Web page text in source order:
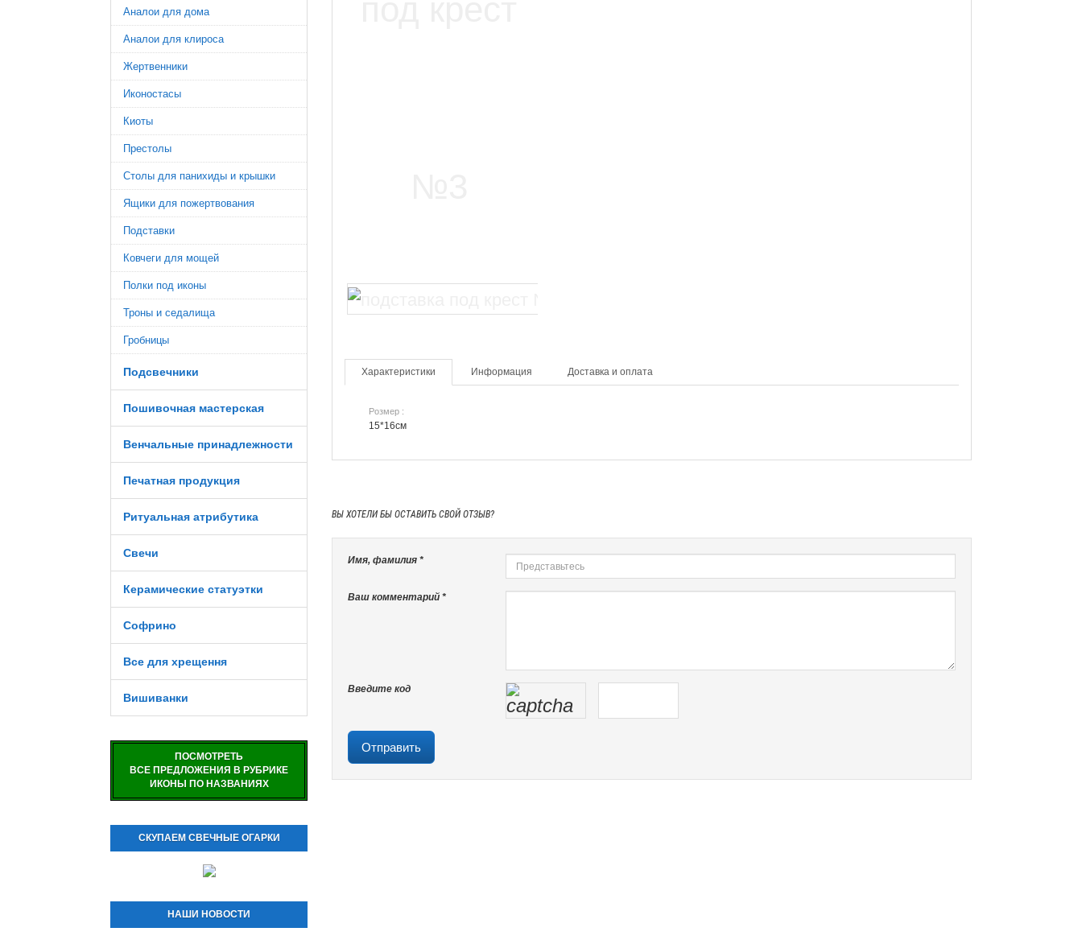
Аналои для дома
Аналои для клироса
Жертвенники
Иконостасы
Киоты
Престолы
Столы для панихиды и крышки
Ящики для пожертвования
Подставки
Ковчеги для мощей
Полки под иконы
Троны и седалища
Гробницы
Подсвечники
Пошивочная мастерская
Венчальные принадлежности
Печатная продукция
Ритуальная атрибутика
Свечи
Керамические статуэтки
Софрино
Все для хрещення
Вишиванки
ПОСМОТРЕТЬ
ВСЕ ПРЕДЛОЖЕНИЯ В РУБРИКЕ
ИКОНЫ ПО НАЗВАНИЯХ
СКУПАЕМ СВЕЧНЫЕ ОГАРКИ
НАШИ НОВОСТИ
Характеристики Информация Доставка и оплата
Розмер :
15*16см
ВЫ ХОТЕЛИ БЫ ОСТАВИТЬ СВОЙ ОТЗЫВ?
Имя, фамилия *
Ваш комментарий *
Введите код